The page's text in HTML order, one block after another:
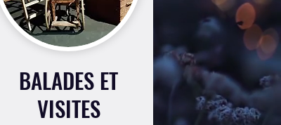
BALADES ET
VISITES